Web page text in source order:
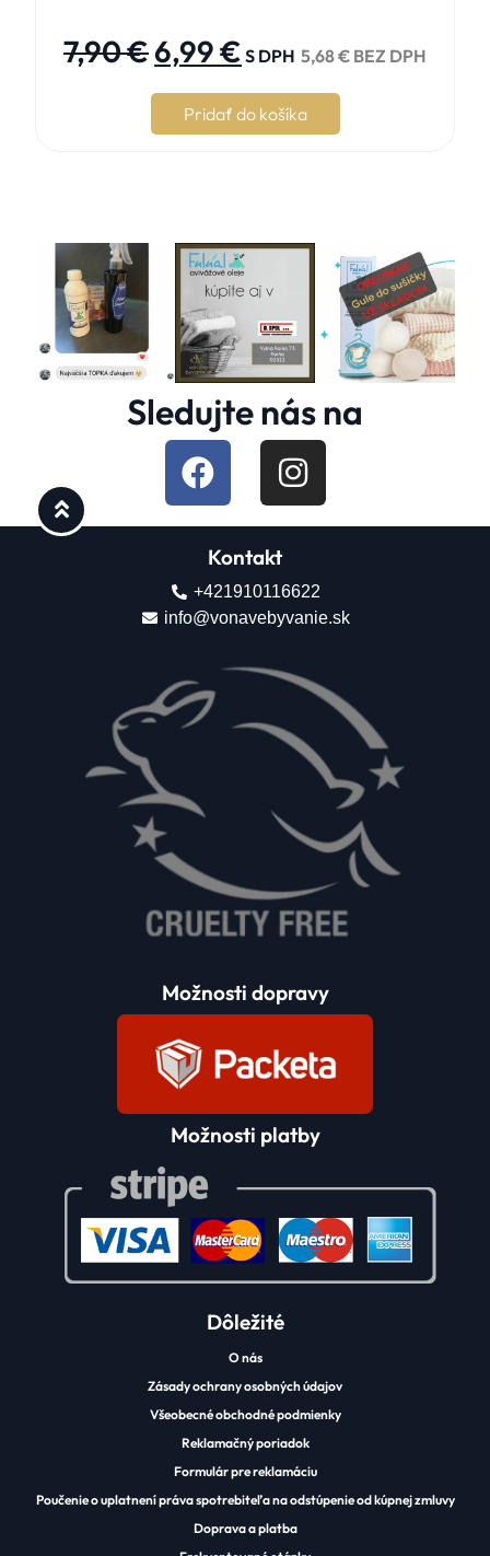
7,90€6,99€ S DPH 5,68€ BEZ DPH
Pridať do košíka
Sledujte nás na
Dôležité
O nás
Zásady ochrany osobných údajov
Všeobecné obchodné podmienky
Reklamačný poriadok
Formulár pre reklamáciu
Poučenie o uplatnení práva spotrebiteľa na odstúpenie od kúpnej zmluvy
Doprava a platba
Možnosti dopravy
Možnosti platby
Kontakt
+421910116622
info@vonavebyvanie.sk